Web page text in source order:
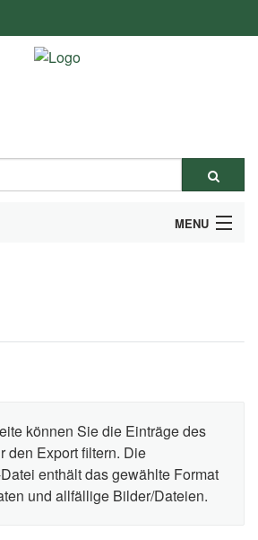
MENU
BENÖTIGT?
können Sie die Einträge des
den Export filtern. Die
enthält das gewählte Format
und allfällige Bilder/Dateien.